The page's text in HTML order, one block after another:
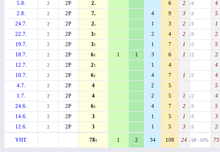
5.8.
2 2P 2. 6 2 /4
4
2.8.
2 2P 7. 4 9 3 /3
5
24.7.
2 2P 2. 1 3 2 /3
1
22.7.
2 2P 3: 2 4 2 /3
2
19.7.
2 2P 3: 1 7 1 /2
5
18.7.
2 2P 6: 1 1 3 6 1 /2
2
12.7.
2 2P 2: 1 4
4
10.7.
2 2P 6: 4 7 1 /2
4
4.7.
2 2P 4 2 5
5
1.7.
2 2P 4 2 5 1 /2
4
24.6.
2 2P 6: 4 7 2 /3
5
14.6.
2 2P 3 1 5 1 /3
3
12.6.
2 2P 3 1 5 3 /5 2
YHT. 78: 1 2 34 108 24 /48 - 50% 75